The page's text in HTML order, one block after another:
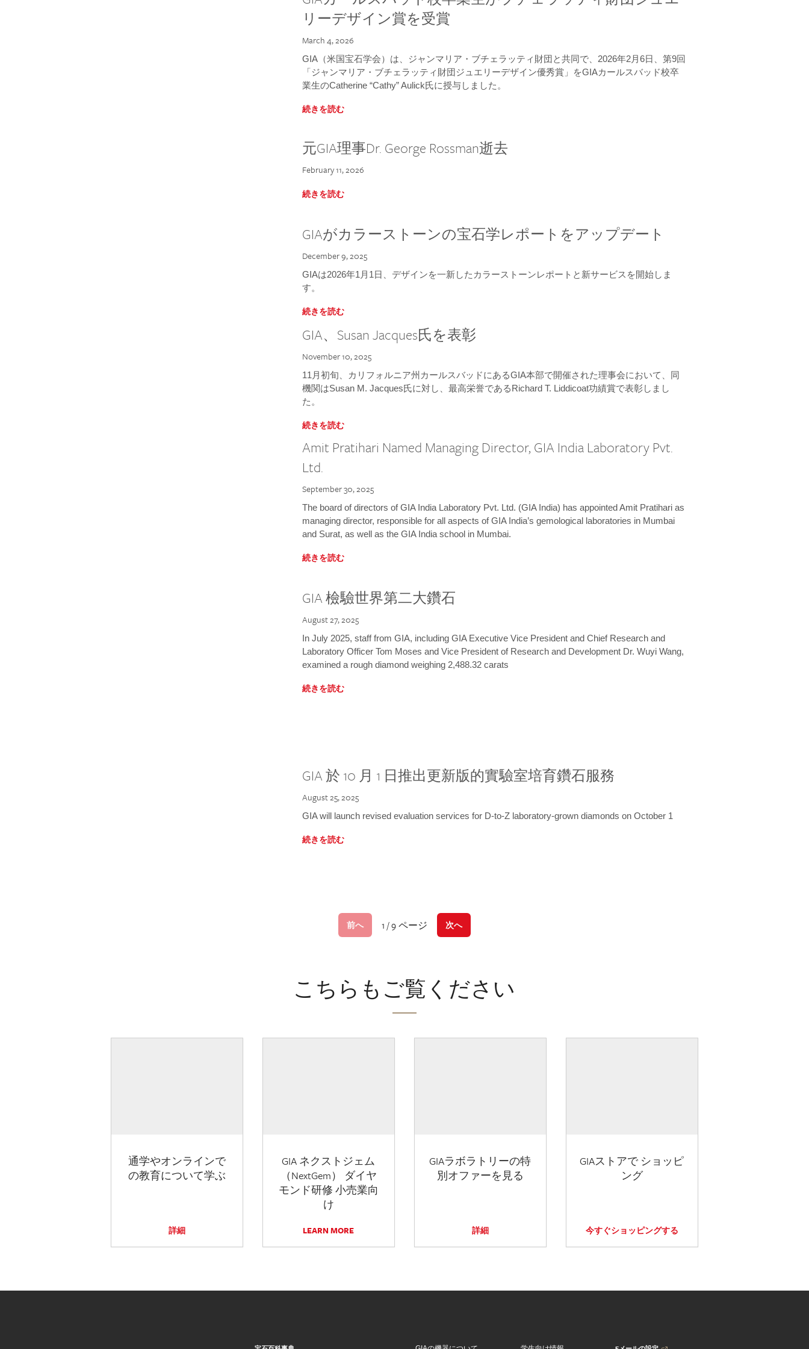
リーデザイン賞を受賞
March 4, 2026
GIA（米国宝石学会）は、ジャンマリア・ブチェラッティ財団と共同で、2026年2月6日、第9回
「ジャンマリア・ブチェラッティ財団ジュエリーデザイン優秀賞」をGIAカールスバッド校卒
業生のCatherine “Cathy” Aulick氏に授与しました。
続きを読む
元GIA理事Dr. George Rossman逝去
February 11, 2026
続きを読む
GIAがカラーストーンの宝石学レポートをアップデート
December 9, 2025
GIAは2026年1月1日、デザインを一新したカラーストーンレポートと新サービスを開始しま
す。
続きを読む
GIA、Susan Jacques氏を表彰
November 10, 2025
11月初旬、カリフォルニア州カールスバッドにあるGIA本部で開催された理事会において、同
機関はSusan M. Jacques氏に対し、最高栄誉であるRichard T. Liddicoat功績賞で表彰しまし
た。
続きを読む
Amit Pratihari Named Managing Director, GIA India Laboratory Pvt.
Ltd.
September 30, 2025
The board of directors of GIA India Laboratory Pvt. Ltd. (GIA India) has appointed Amit Pratihari as
managing director, responsible for all aspects of GIA India’s gemological laboratories in Mumbai
and Surat, as well as the GIA India school in Mumbai.
続きを読む
GIA 檢驗世界第二大鑽石
August 27, 2025
In July 2025, staff from GIA, including GIA Executive Vice President and Chief Research and
Laboratory Officer Tom Moses and Vice President of Research and Development Dr. Wuyi Wang,
examined a rough diamond weighing 2,488.32 carats
続きを読む
GIA 於 10 月 1 日推出更新版的實驗室培育鑽石服務
August 25, 2025
GIA will launch revised evaluation services for D-to-Z laboratory-grown diamonds on October 1
続きを読む
前へ 1 / 9 ページ 次へ
こちらもご覧ください
通学やオンラインで
の教育について学ぶ
詳細
GIA ネクストジェム
（NextGem） ダイヤ
モンド研修 小売業向
け
LEARN MORE
GIAラボラトリーの特
別オファーを見る
詳細
GIAストアで ショッピ
ング
今すぐショッピングする